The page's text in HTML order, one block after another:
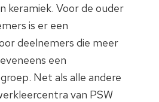
keramiek. Voor de ouder
is er een
deelnemers die meer
een
Net als alle andere
van PSW